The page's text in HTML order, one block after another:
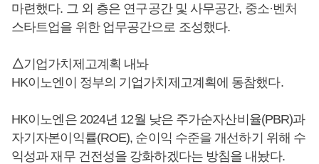
마련했다. 그 외 층은 연구공간 및 사무공간, 중소·벤처
스타트업을 위한 업무공간으로 조성했다.
△기업가치제고계획 내놔
HK이노엔이 정부의 기업가치제고계획에 동참했다.
HK이노엔은 2024년 12월 낮은 주가순자산비율(PBR)과
자기자본이익률(ROE), 순이익 수준을 개선하기 위해 수
익성과 재무 건전성을 강화하겠다는 방침을 내놨다.